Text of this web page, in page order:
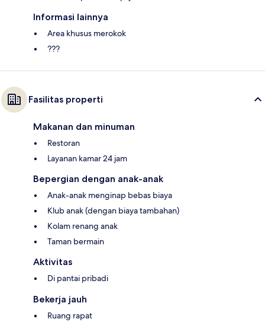
Informasi lainnya
Area khusus merokok
???
Fasilitas properti
Makanan dan minuman
Restoran
Layanan kamar 24 jam
Bepergian dengan anak-anak
Anak-anak menginap bebas biaya
Klub anak (dengan biaya tambahan)
Kolam renang anak
Taman bermain
Aktivitas
Di pantai pribadi
Bekerja jauh
Ruang rapat